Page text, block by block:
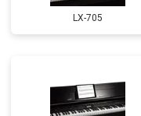
LX-705